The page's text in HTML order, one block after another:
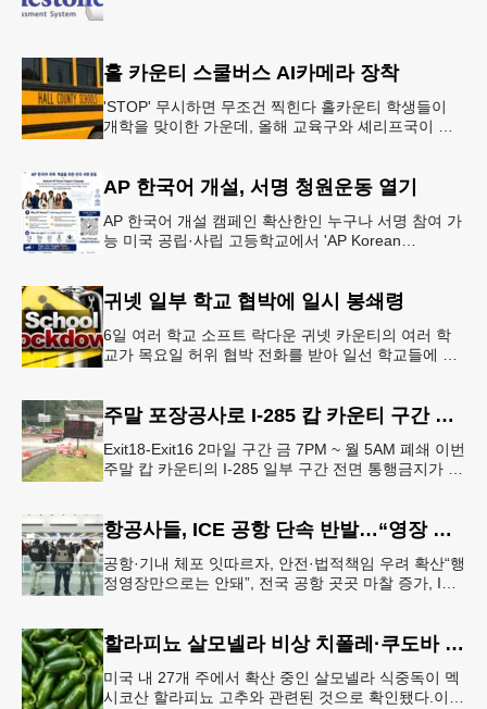
홀 카운티 스쿨버스 AI카메라 장착
'STOP' 무시하면 무조건 찍힌다 홀카운티 학생들이
개학을 맞이한 가운데, 올해 교육구와 셰리프국이 학
AP 한국어 개설, 서명 청원운동 열기
AP 한국어 개설 캠페인 확산한인 누구나 서명 참여 가
능 미국 공립·사립 고등학교에서 'AP Korean
귀넷 일부 학교 협박에 일시 봉쇄령
6일 여러 학교 소프트 락다운 귀넷 카운티의 여러 학
교가 목요일 허위 협박 전화를 받아 일선 학교들에 일
주말 포장공사로 I-285 캅 카운티 구간 통행금지
Exit18-Exit16 2마일 구간 금 7PM ~ 월 5AM 폐쇄 이번
주말 캅 카운티의 I-285 일부 구간 전면 통행금지가 시
항공사들, ICE 공항 단속 반발…“영장 없인 협조 불가”
공항·기내 체포 잇따르자, 안전·법적책임 우려 확산“행
정영장만으로는 안돼”, 전국 공항 곳곳 마찰 증가, ICE
할라피뇨 살모넬라 비상 치폴레·쿠도바 긴급 회수
미국 내 27개 주에서 확산 중인 살모넬라 식중독이 멕
시코산 할라피뇨 고추와 관련된 것으로 확인됐다.이에